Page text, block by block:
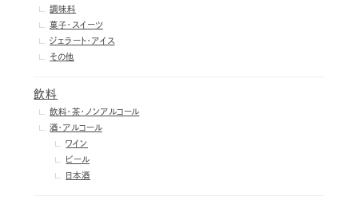
調味料
菓子・スイーツ
ジェラート・アイス
その他
飲料
飲料・茶・ノンアルコール
酒・アルコール
ワイン
ビール
日本酒